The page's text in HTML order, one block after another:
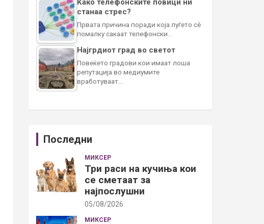
Како телефонските повици ни
станаа стрес?
Првата причина поради која луѓето сè
помалку сакаат телефонски…
Најгрдиот град во светот
Повеќето градови кои имаат лоша
репутација во медиумите
вработуваат…
Последни
МИКСЕР
Три раси на кучиња кои
се сметаат за
најпослушни
05/08/2026
МИКСЕР